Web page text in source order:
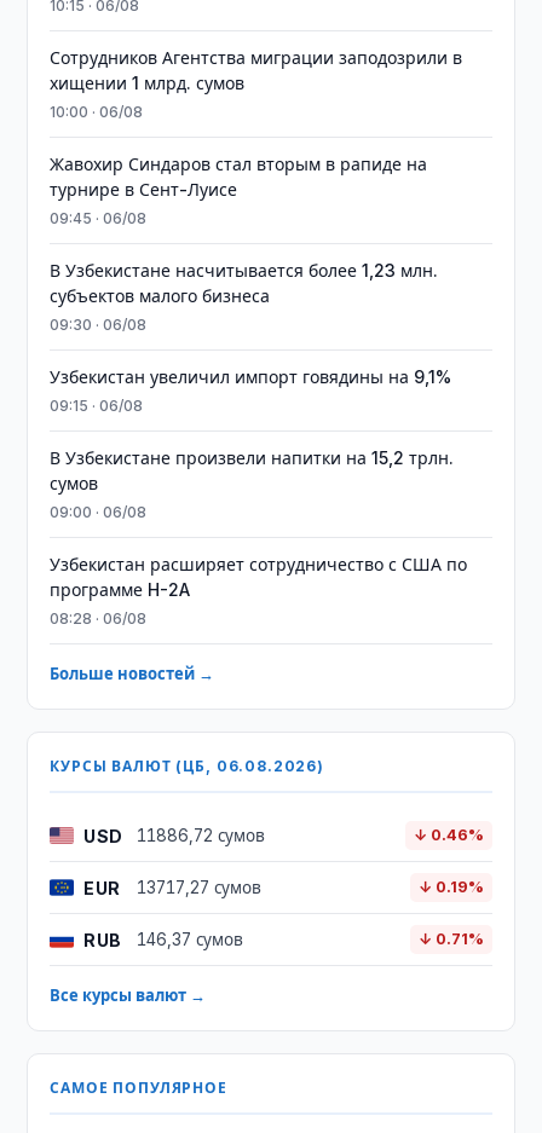
10:15 · 06/08
Сотрудников Агентства миграции заподозрили в
хищении 1 млрд. сумов
10:00 · 06/08
Жавохир Синдаров стал вторым в рапиде на
турнире в Сент-Луисе
09:45 · 06/08
В Узбекистане насчитывается более 1,23 млн.
субъектов малого бизнеса
09:30 · 06/08
Узбекистан увеличил импорт говядины на 9,1%
09:15 · 06/08
В Узбекистане произвели напитки на 15,2 трлн.
сумов
09:00 · 06/08
Узбекистан расширяет сотрудничество с США по
программе H-2A
08:28 · 06/08
Больше новостей →
КУРСЫ ВАЛЮТ (ЦБ, 06.08.2026)
USD 11886,72 сумов ↓ 0.46%
EUR 13717,27 сумов ↓ 0.19%
RUB 146,37 сумов ↓ 0.71%
Все курсы валют →
САМОЕ ПОПУЛЯРНОЕ